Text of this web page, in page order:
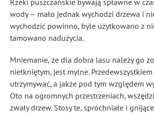
Rzeki puszczańskie bywają spławne w
wody — mało jednak wychodzi drzewa i
wychodzić powinno, byle użytkowano z
tamowano nadużycia.
Mniemanie, że dla dobra lasu należy go
nietkniętym, jest mylne.
utrzymywać, a jakże pod tym względem
Oto na ogromnych przestrzeniach,
zwały drzew. Stosy te, spróchniałe i